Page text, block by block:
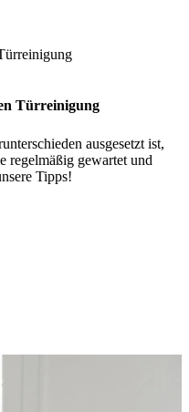
Türreinigung
ausgesetzt ist,
regelmäßig gewartet und
Tipps!